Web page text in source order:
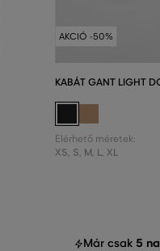
AKCIÓ -50%
KABÁT GANT LIGHT
Elérhető méretek:
XS, S, M, L, XL
Már csak 5